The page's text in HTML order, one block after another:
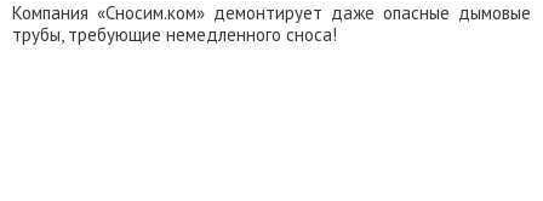
Компания «Сносим.ком» демонтирует даже опасные дымовые
трубы, требующие немедленного сноса!